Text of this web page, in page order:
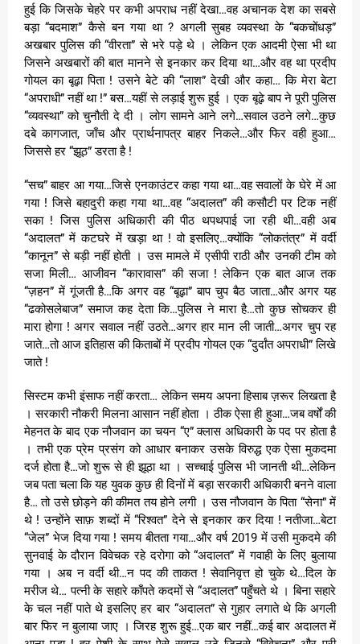
हुई कि जिसके चेहरे पर कभी अपराध नहीं देखा…वह अचानक देश का सबसे
बड़ा “बदमाश” कैसे बन गया था ? अगली सुबह व्यवस्था के “बकचोंधड़”
अखबार पुलिस की “वीरता” से भरे पड़े थे । लेकिन एक आदमी ऐसा भी था
जिसने अखबारों की बात मानने से इनकार कर दिया था…और वह था प्रदीप
गोयल का बूढ़ा पिता ! उसने बेटे की “लाश” देखी और कहा… कि मेरा बेटा
“अपराधी” नहीं था !” बस…यहीं से लड़ाई शुरू हुई । एक बूढ़े बाप ने पूरी पुलिस
“व्यवस्था” को चुनौती दे दी । लोग सामने आने लगे…सवाल उठने लगे…कुछ
दबे कागजात, जाँच और प्रार्थनापत्र बाहर निकले…और फिर वही हुआ…
जिससे हर “झूठ” डरता है !
“सच” बाहर आ गया…जिसे एनकाउंटर कहा गया था…वह सवालों के घेरे में आ
गया ! जिसे बहादुरी कहा गया था…वह “अदालत” की कसौटी पर टिक नहीं
सका ! जिस पुलिस अधिकारी की पीठ थपथपाई जा रही थी…वही अब
“अदालत” में कटघरे में खड़ा था ! वो इसलिए…क्योंकि “लोकतंत्र” में वर्दी
“कानून” से बड़ी नहीं होती । उस मामले में एसीपी राठी और उनकी टीम को
सजा मिली… आजीवन “कारावास” की सजा ! लेकिन एक बात आज तक
“ज़हन” में गूंजती है…कि अगर वह “बूढ़ा” बाप चुप बैठ जाता…और अगर यह
“ढकोसलेबाज” समाज कह देता कि…पुलिस ने मारा है…तो कुछ सोचकर ही
मारा होगा ! अगर सवाल नहीं उठते…अगर हार मान ली जाती…अगर चुप रह
जाते…तो आज इतिहास की किताबों में प्रदीप गोयल एक “दुर्दांत अपराधी” लिखे
जाते !
सिस्टम कभी इंसाफ नहीं करता… लेकिन समय अपना हिसाब ज़रूर लिखता है
। सरकारी नौकरी मिलना आसान नहीं होता । ठीक ऐसा ही हुआ…जब वर्षों की
मेहनत के बाद एक नौजवान का चयन “ए” क्लास अधिकारी के पद पर होता है
। तभी एक प्रेम प्रसंग को आधार बनाकर उसके विरुद्ध एक ऐसा मुकदमा
दर्ज होता है…जो शुरू से ही झूठा था । सच्चाई पुलिस भी जानती थी…लेकिन
जब पता चला कि यह युवक कुछ ही दिनों में बड़ा सरकारी अधिकारी बनने वाला
है… तो उसे छोड़ने की कीमत तय होने लगी । उस नौजवान के पिता “सेना” में
थे ! उन्होंने साफ़ शब्दों में “रिश्वत” देने से इनकार कर दिया ! नतीजा…बेटा
“जेल” भेज दिया गया ! समय बीतता गया…और वर्ष 2019 में उसी मुकदमे की
सुनवाई के दौरान विवेचक रहे दरोगा को “अदालत” में गवाही के लिए बुलाया
गया । अब न वर्दी थी…न पद की ताकत ! सेवानिवृत्त हो चुके थे…दिल के
मरीज थे… पत्नी के सहारे काँपते कदमों से “अदालत” पहुँचते थे । बिना सहारे
के चल नहीं पाते थे इसलिए हर बार “अदालत” से गुहार लगाते थे कि अगली
बार फिर न बुलाया जाए । जिरह शुरू हुई…एक बार नहीं…कई बार अदालत में